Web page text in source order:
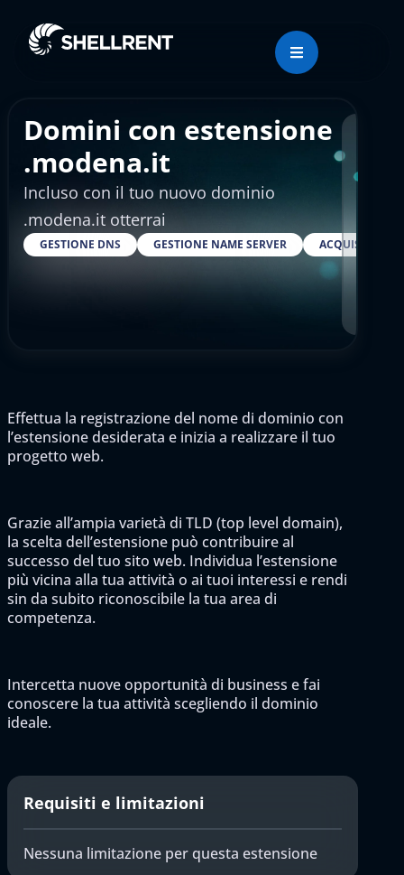
Domini con estensione
.modena.it
Incluso con il tuo nuovo dominio
.modena.it otterrai
GESTIONE DNS GESTIONE NAME SERVER ACQUISTARE
Effettua la registrazione del nome di dominio con
l’estensione desiderata e inizia a realizzare il tuo
progetto web.
Grazie all’ampia varietà di TLD (top level domain),
la scelta dell’estensione può contribuire al
successo del tuo sito web. Individua l’estensione
più vicina alla tua attività o ai tuoi interessi e rendi
sin da subito riconoscibile la tua area di
competenza.
Intercetta nuove opportunità di business e fai
conoscere la tua attività scegliendo il dominio
ideale.
Requisiti e limitazioni
Nessuna limitazione per questa estensione